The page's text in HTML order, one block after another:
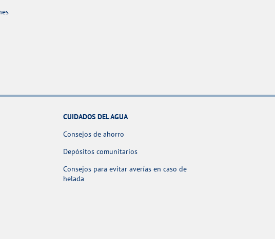
CUIDADOS DEL AGUA
Consejos de ahorro
Depósitos comunitarios
Consejos para evitar averías en caso de
helada